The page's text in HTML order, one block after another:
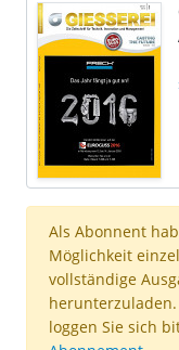
Als Abonnent
Möglichkeit
vollständige
loggen Sie sich